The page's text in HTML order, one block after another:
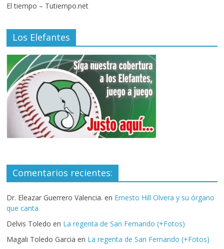
El tiempo – Tutiempo.net
Los Elefantes
Comentarios recientes:
Dr. Eleazar Guerrero Valencia. en Ernesto Hill Olvera y su órgano
que canta
Delvis Toledo en La regenta de San Fernando (+Fotos)
Magali Toledo Garcia en La regenta de San Fernando (+Fotos)